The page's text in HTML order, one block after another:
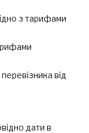
з тарифами
від
дати в